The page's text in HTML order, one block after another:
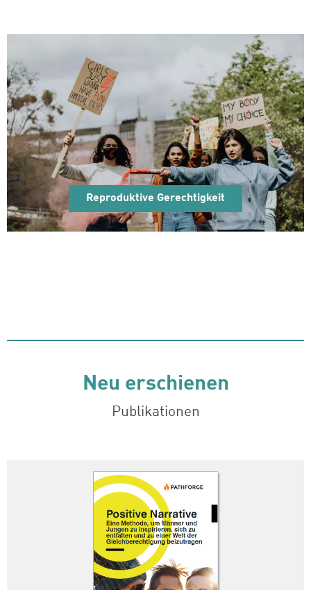
Reproduktive Gerechtigkeit
Neu erschienen
Publikationen